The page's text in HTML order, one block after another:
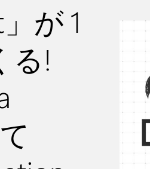
が 1
る!